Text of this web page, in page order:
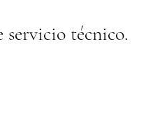
servicio técnico.